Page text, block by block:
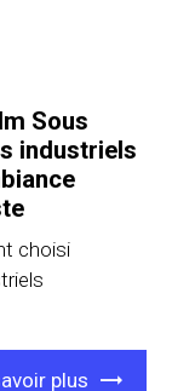
Sous
industriels
choisi
plus